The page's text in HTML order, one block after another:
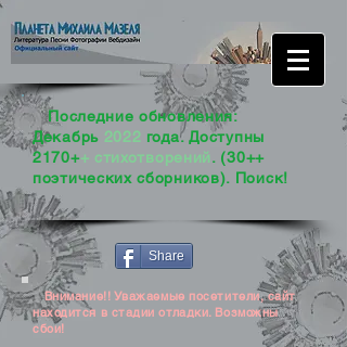
Последние обновления:
Декабрь2022 года. Доступны
2170++ стихотворений. (30++
поэтических сборников). Поиск!
Share
Внимание!! Уважаемые посетители, сайт
находится в стадии отладки. Возможны
сбои!